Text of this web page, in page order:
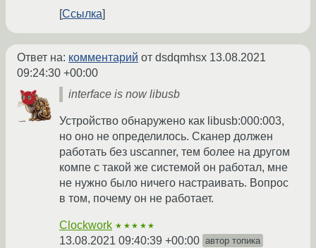
Ссылка
Ответ на: комментарий от dsdqmhsx 13.08.2021
09:24:30 +00:00
interface is now libusb
Устройство обнаружено как libusb:000:003,
но оно не определилось. Сканер должен
работать без uscanner, тем более на другом
компе с такой же системой он работал, мне
не нужно было ничего настраивать. Вопрос
в том, почему он не работает.
Clockwork ★★★★★
13.08.2021 09:40:39 +00:00 автор топика